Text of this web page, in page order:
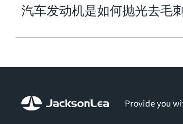
汽车发动机是如何抛光去毛
Provide you